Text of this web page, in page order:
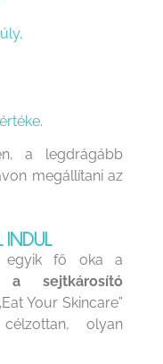
a legdrágább
megállítani az
INDUL
egyik fő oka a
sejtkárosító
Your Skincare”
olyan